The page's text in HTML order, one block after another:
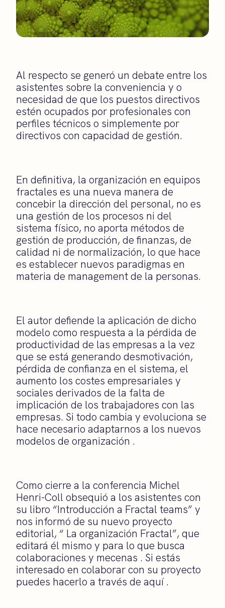
Al respecto se generó un debate entre los
asistentes sobre la conveniencia y o
necesidad de que los puestos directivos
estén ocupados por profesionales con
perfiles técnicos o simplemente por
directivos con capacidad de gestión.
En definitiva, la organización en equipos
fractales es una nueva manera de
concebir la dirección del personal, no es
una gestión de los procesos ni del
sistema físico, no aporta métodos de
gestión de producción, de finanzas, de
calidad ni de normalización, lo que hace
es establecer nuevos paradigmas en
materia de management de la personas.
El autor defiende la aplicación de dicho
modelo como respuesta a la pérdida de
productividad de las empresas a la vez
que se está generando desmotivación,
pérdida de confianza en el sistema, el
aumento los costes empresariales y
sociales derivados de la falta de
implicación de los trabajadores con las
empresas. Si todo cambia y evoluciona se
hace necesario adaptarnos a los nuevos
modelos de organización .
Como cierre a la conferencia Michel
Henri-Coll obsequió a los asistentes con
su libro “Introducción a Fractal teams” y
nos informó de su nuevo proyecto
editorial, “ La organización Fractal”, que
editará él mismo y para lo que busca
colaboraciones y mecenas . Si estás
interesado en colaborar con su proyecto
puedes hacerlo a través de aquí .